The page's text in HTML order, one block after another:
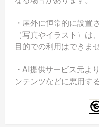
・屋外に恒常的に設置
（写真やイラスト）は
目的での利用はできませ
・AI提供サービス元よ
ンテンツなどに悪用す